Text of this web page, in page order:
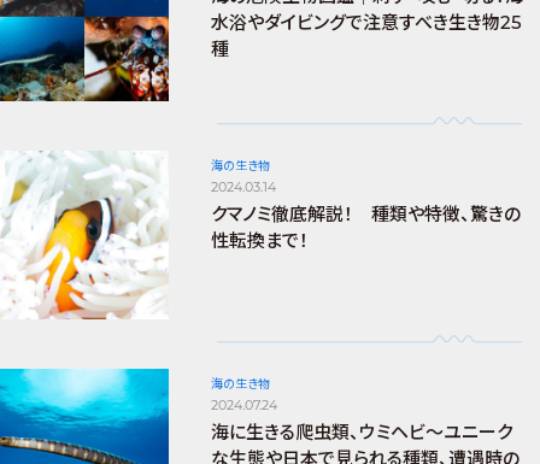
水浴やダイビングで注意すべき生き物25
種
海の生き物
2024.03.14
クマノミ徹底解説！ 種類や特徴、驚きの
性転換まで！
海の生き物
2024.07.24
海に生きる爬虫類、ウミヘビ～ユニーク
な生態や日本で見られる種類、遭遇時の